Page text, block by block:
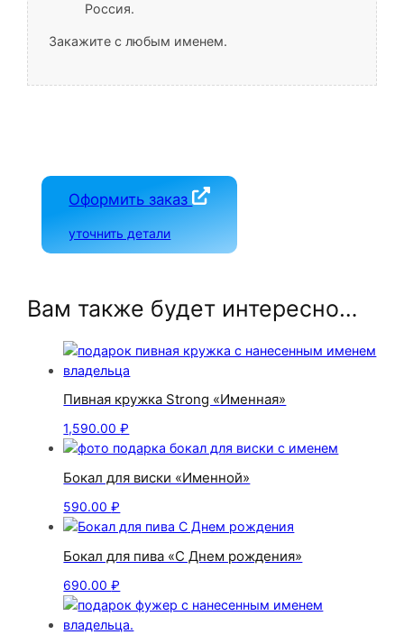
Россия.
Закажите с любым именем.
Оформить заказ
уточнить детали
Вам также будет интересно…
Пивная кружка Strong «Именная»
1,590.00₽
Бокал для виски «Именной»
590.00₽
Бокал для пива «С Днем рождения»
690.00₽